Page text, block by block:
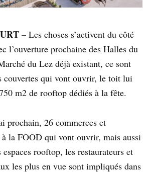
– Les choses s’activent du côté
l’ouverture prochaine des Halles du
du Lez déjà existant, ce sont
couvertes qui vont ouvrir, le toit lui
m2 de rooftop dédiés à la fête.
prochain, 26 commerces et
à la FOOD qui vont ouvrir, mais aussi
rooftop, les restaurateurs et
les plus en vue sont impliqués dans